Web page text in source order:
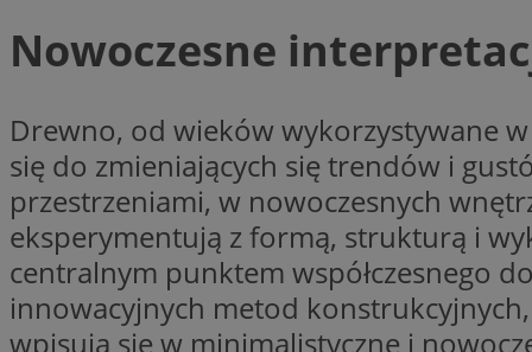
Nowoczesne
Drewno, od wieków wykorzystywane
się do zmieniających się trendów i
przestrzeniami, w nowoczesnych
eksperymentują z formą, strukturą i
centralnym punktem współczesnego
innowacyjnych metod
wpisują się w minimalistyczne i
_clck
_clsk
_clsk
pb_rtb_ev_part
__gads
__Secure-
ROLLOUT_TOKEN
bcookie